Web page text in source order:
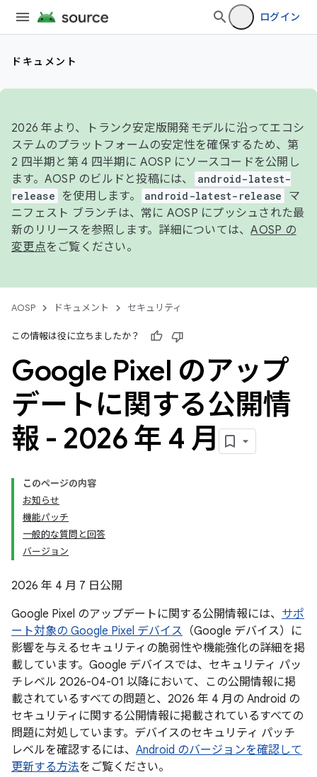
ログイン
ドキュメント
2026 年より、トランク安定版開発モデルに沿ってエコシ
ステムのプラットフォームの安定性を確保するため、第
2 四半期と第 4 四半期に AOSP にソースコードを公開し
ます。AOSP のビルドと投稿には、
android-latest-
release
を使用します。 android-latest-release
マ
ニフェスト ブランチは、常に AOSP にプッシュされた最
新のリリースを参照します。詳細については、AOSP の
変更点をご覧ください。
AOSP ドキュメント セキュリティ
この情報は役に立ちましたか？
Google Pixel のアップ
デートに関する公開情
報 - 2026 年 4 月
このページの内容
お知らせ
機能パッチ
一般的な質問と回答
バージョン
2026 年 4 月 7 日公開
Google Pixel のアップデートに関する公開情報には、 サポ
ート対象の Google Pixel デバイス （Google デバイス）に
影響を与えるセキュリティの脆弱性や機能強化の詳細を掲
載しています。Google デバイスでは、セキュリティ パッ
チレベル 2026-04-01 以降において、この公開情報に掲
載されているすべての問題と、2026 年 4 月の Android の
セキュリティに関する公開情報に掲載されているすべての
問題に対処しています。デバイスのセキュリティ パッチ
レベルを確認するには、 Android のバージョンを確認して
更新する方法をご覧ください。